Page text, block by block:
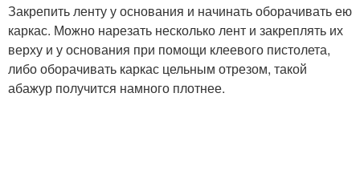
Закрепить ленту у основания и начинать оборачивать ею
каркас. Можно нарезать несколько лент и закреплять их
верху и у основания при помощи клеевого пистолета,
либо оборачивать каркас цельным отрезом, такой
абажур получится намного плотнее.